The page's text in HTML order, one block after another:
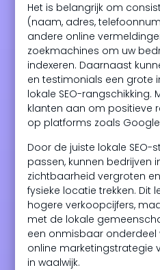
Het is belangrijk om
(naam, adres,
andere online
zoekmachines om uw
indexeren. Daarnaast
en testimonials een grote
lokale SEO-rangschikking.
klanten aan om positieve
op platforms zoals Google
Door de juiste lokale SEO-
passen, kunnen bedrijven
zichtbaarheid vergroten
fysieke locatie trekken. Dit
hogere verkoopcijfers,
met de lokale
een onmisbaar onderdeel
online marketingstrategie
in waalwijk.